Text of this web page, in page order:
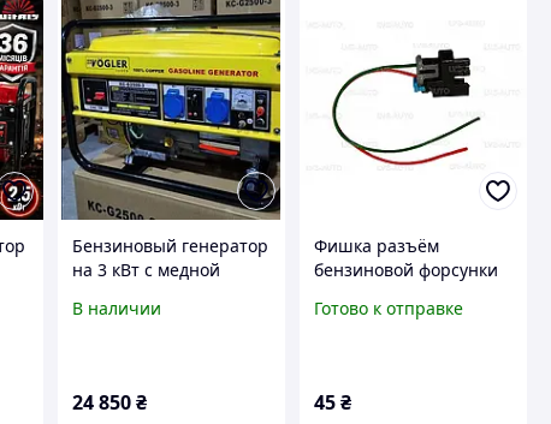
Бензиновый генератор
на 3 кВт с медной
НОВЫЙ
В наличии
24 850 ₴
Фишка разъём
бензиновой форсунки
(тонкая)
Готово к отправке
45₴